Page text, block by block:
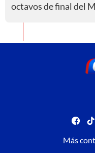
octavos de final del
Más